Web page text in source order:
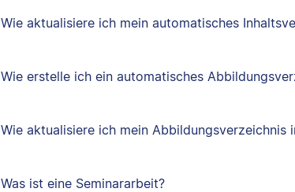
Wie aktualisiere ich mein automatisches
Wie erstelle ich ein automatisches
Wie aktualisiere ich mein Abbildungsverzeichnis
Was ist eine Seminararbeit?